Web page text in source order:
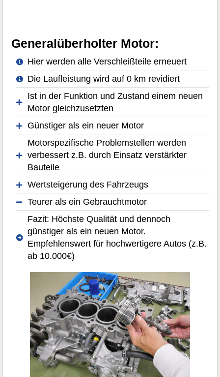
Generalüberholter Motor:
Hier werden alle Verschleißteile erneuert
Die Laufleistung wird auf 0 km revidiert
Ist in der Funktion und Zustand einem neuen
Motor gleichzusetzten
Günstiger als ein neuer Motor
Motorspezifische Problemstellen werden
verbessert z.B. durch Einsatz verstärkter
Bauteile
Wertsteigerung des Fahrzeugs
Teurer als ein Gebrauchtmotor
Fazit: Höchste Qualität und dennoch
günstiger als ein neuen Motor.
Empfehlenswert für hochwertigere Autos (z.B.
ab 10.000€)